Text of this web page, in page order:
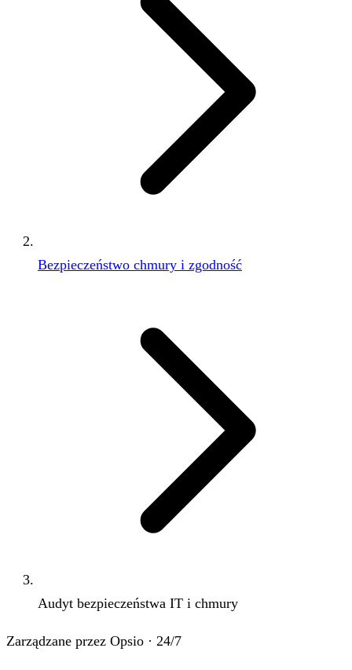
Bezpieczeństwo chmury i zgodność
Audyt bezpieczeństwa IT i chmury
Zarządzane przez Opsio · 24/7